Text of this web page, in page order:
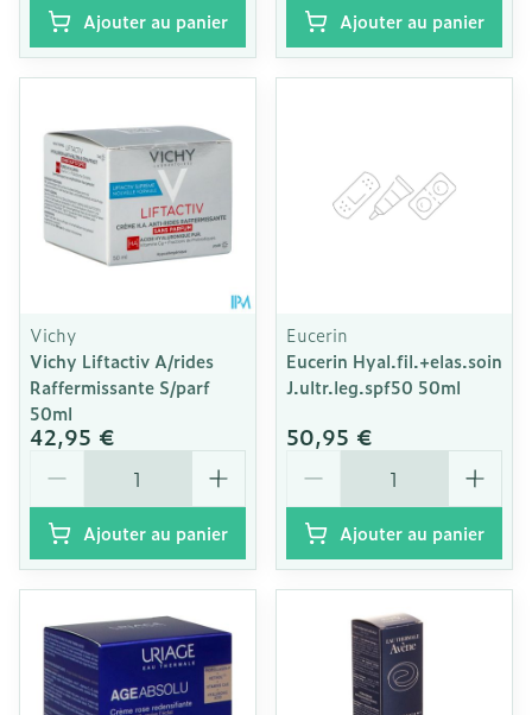
Ajouter au panier Ajouter au panier
Vichy
Vichy Liftactiv A/rides
Raffermissante S/parf
50ml
42,95 €
Ajouter au panier
Eucerin
Eucerin Hyal.fil.+elas.soin
J.ultr.leg.spf50 50ml
50,95 €
Ajouter au panier